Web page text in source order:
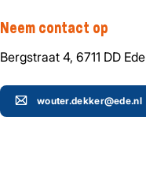
Neem contact op
Bergstraat 4, 6711 DD Ede
wouter.dekker@ede.nl